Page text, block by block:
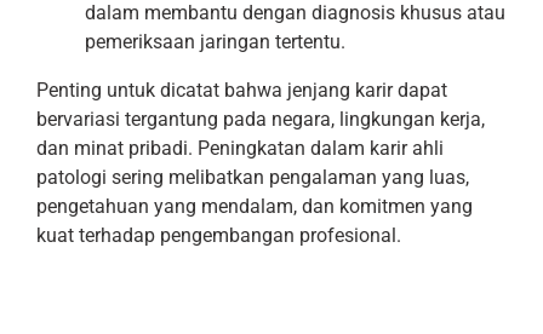
dalam membantu dengan diagnosis khusus atau
pemeriksaan jaringan tertentu.
Penting untuk dicatat bahwa jenjang karir dapat
bervariasi tergantung pada negara, lingkungan kerja,
dan minat pribadi. Peningkatan dalam karir ahli
patologi sering melibatkan pengalaman yang luas,
pengetahuan yang mendalam, dan komitmen yang
kuat terhadap pengembangan profesional.